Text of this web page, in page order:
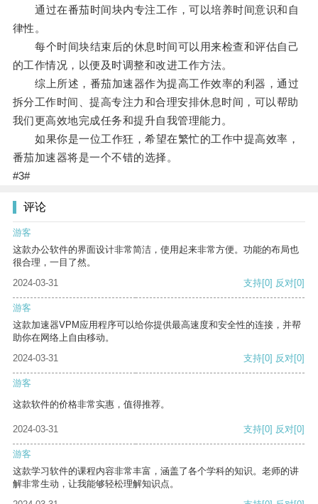
通过在番茄时间块内专注工作，可以培养时间意识和自
律性。
每个时间块结束后的休息时间可以用来检查和评估自己
的工作情况，以便及时调整和改进工作方法。
综上所述，番茄加速器作为提高工作效率的利器，通过
拆分工作时间、提高专注力和合理安排休息时间，可以帮助
我们更高效地完成任务和提升自我管理能力。
如果你是一位工作狂，希望在繁忙的工作中提高效率，
番茄加速器将是一个不错的选择。
#3#
评论
游客
这款办公软件的界面设计非常简洁，使用起来非常方便。功能的布局也
很合理，一目了然。
2024-03-31
支持[0] 反对[0]
游客
这款加速器VPM应用程序可以给你提供最高速度和安全性的连接，并帮
助你在网络上自由移动。
2024-03-31
支持[0] 反对[0]
游客
这款软件的价格非常实惠，值得推荐。
2024-03-31 支持[0] 反对[0]
游客
这款学习软件的课程内容非常丰富，涵盖了各个学科的知识。老师的讲
解非常生动，让我能够轻松理解知识点。